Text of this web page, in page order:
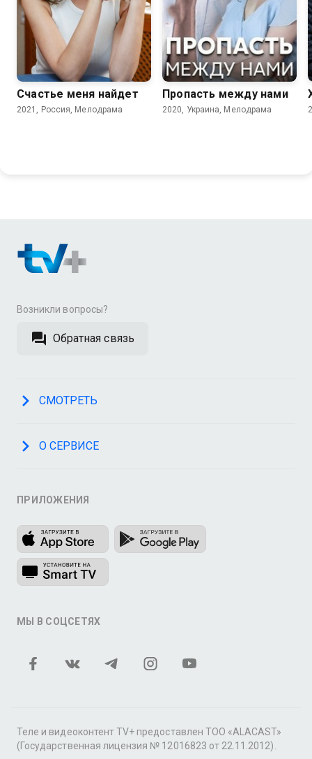
7.3
Счастье меня найдет
2021, Россия, Мелодрама
7.0
Пропасть между нами
2020, Украина, Мелодрама
Возникли вопросы?
Обратная связь
СМОТРЕТЬ
О СЕРВИСЕ
ПРИЛОЖЕНИЯ
МЫ В СОЦСЕТЯХ
Теле и видеоконтент TV+ предоставлен ТОО «ALACAST»
(Государственная лицензия № 12016823 от 22.11.2012).